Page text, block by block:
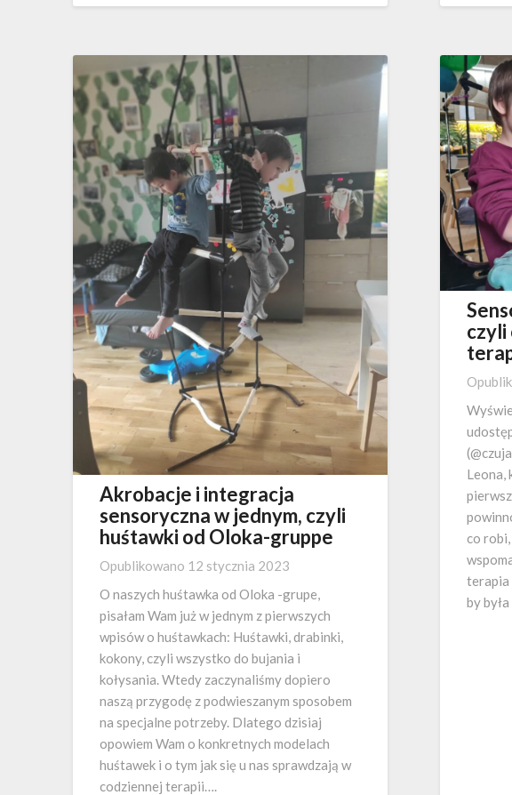
Akrobacje i integracja
sensoryczna w jednym, czyli
huśtawki od Oloka-gruppe
Opublikowano 12 stycznia 2023
O naszych huśtawka od Oloka -grupe,
pisałam Wam już w jednym z pierwszych
wpisów o huśtawkach: Huśtawki, drabinki,
kokony, czyli wszystko do bujania i
kołysania. Wtedy zaczynaliśmy dopiero
naszą przygodę z podwieszanym sposobem
na specjalne potrzeby. Dlatego dzisiaj
opowiem Wam o konkretnych modelach
huśtawek i o tym jak się u nas sprawdzają w
codziennej terapii….
czyli
Leona,
co
terapia
by